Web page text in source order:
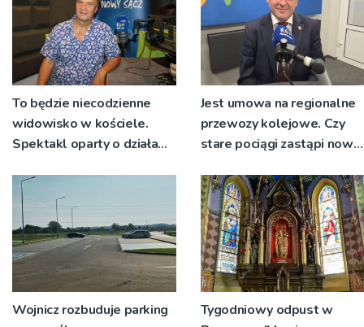
To będzie niecodzienne
widowisko w kościele.
Spektakl oparty o działa
Jest umowa na regionalne
przewozy kolejowe. Czy
stare pociągi zastąpi nowy
Wojnicz rozbuduje parking
Tygodniowy odpust w